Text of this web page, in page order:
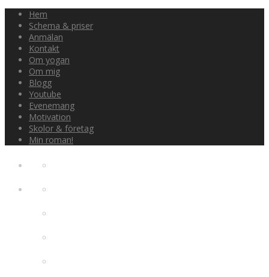
Hem
Schema & priser
Anmälan
Kontakt
Om yogan
Om mig
Blogg
Youtube
Evenemang
Motivation
Skolor & företag
Min roman!